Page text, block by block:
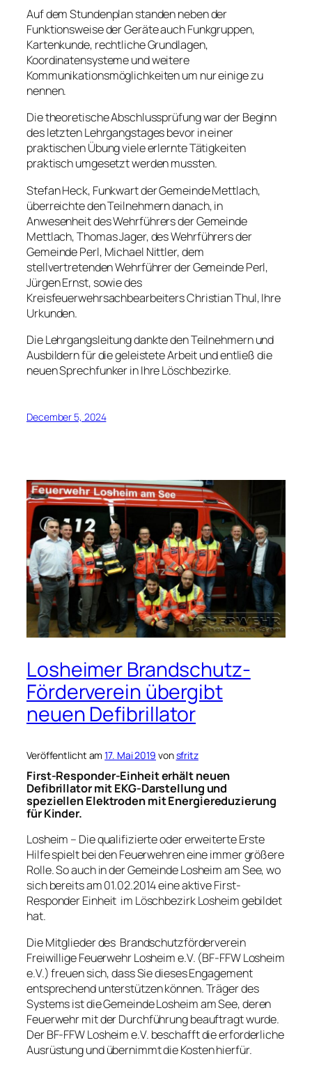
Auf dem Stundenplan standen neben der
Funktionsweise der Geräte auch Funkgruppen,
Kartenkunde, rechtliche Grundlagen,
Koordinatensysteme und weitere
Kommunikationsmöglichkeiten um nur einige zu
nennen.
Die theoretische Abschlussprüfung war der Beginn
des letzten Lehrgangstages bevor in einer
praktischen Übung viele erlernte Tätigkeiten
praktisch umgesetzt werden mussten.
Stefan Heck, Funkwart der Gemeinde Mettlach,
überreichte den Teilnehmern danach, in
Anwesenheit des Wehrführers der Gemeinde
Mettlach, Thomas Jager, des Wehrführers der
Gemeinde Perl, Michael Nittler, dem
stellvertretenden Wehrführer der Gemeinde Perl,
Jürgen Ernst, sowie des
Kreisfeuerwehrsachbearbeiters Christian Thul, Ihre
Urkunden.
Die Lehrgangsleitung dankte den Teilnehmern und
Ausbildern für die geleistete Arbeit und entließ die
neuen Sprechfunker in Ihre Löschbezirke.
December 5, 2024
Losheimer Brandschutz-
Förderverein übergibt
neuen Defibrillator
Veröffentlicht am17. Mai 2019 vonsfritz
First-Responder-Einheit erhält neuen
Defibrillator mit EKG-Darstellung und
speziellen Elektroden mit Energiereduzierung
für Kinder.
Losheim – Die qualifizierte oder erweiterte Erste
Hilfe spielt bei den Feuerwehren eine immer größere
Rolle. So auch in der Gemeinde Losheim am See, wo
sich bereits am 01.02.2014 eine aktive First-
Responder Einheit im Löschbezirk Losheim gebildet
hat.
Die Mitglieder des Brandschutzförderverein
Freiwillige Feuerwehr Losheim e.V. (BF-FFW Losheim
e.V.) freuen sich, dass Sie dieses Engagement
entsprechend unterstützen können. Träger des
Systems ist die Gemeinde Losheim am See, deren
Feuerwehr mit der Durchführung beauftragt wurde.
Der BF-FFW Losheim e.V. beschafft die erforderliche
Ausrüstung und übernimmt die Kosten hierfür.